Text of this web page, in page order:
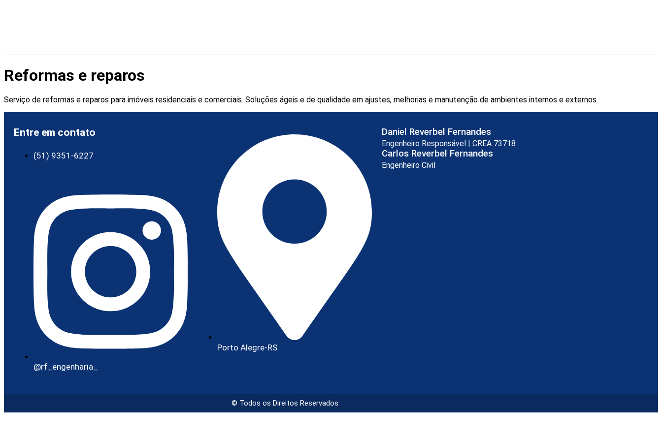
Reformas e reparos
Serviço de reformas e reparos para imóveis residenciais e comerciais. Soluções ágeis e de qualidade em ajustes, melhorias e manutenção de ambientes internos e externos.
Entre em contato
(51) 9351-6227
@rf_engenharia_
Porto Alegre-RS
Daniel Reverbel Fernandes
Engenheiro Responsável | CREA 73718
Carlos Reverbel Fernandes
Engenheiro Civil
© Todos os Direitos Reservados